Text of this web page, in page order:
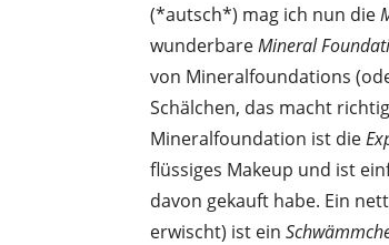
(*autsch*) mag ich nun die
wunderbareMineral
von Mineralfoundations
Schälchen, das macht
Mineralfoundation ist die
flüssiges Makeup und ist
davon gekauft habe. Ein
erwischt) ist ein